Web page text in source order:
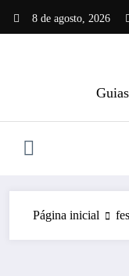
8 de agosto, 2026
Página inicial